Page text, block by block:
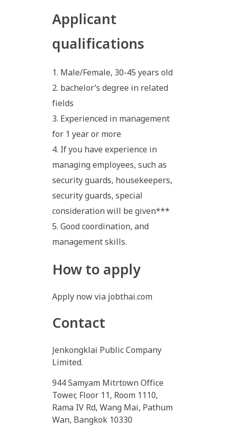
Applicant
qualifications
Male/Female, 30-45 years old
bachelor’s degree in related
fields
Experienced in management
for 1 year or more
If you have experience in
managing employees, such as
security guards, housekeepers,
security guards, special
consideration will be given***
Good coordination, and
management skills.
How to apply
Apply now via jobthai.com
Contact
Jenkongklai Public Company
Limited.
944 Samyam Mitrtown Office
Tower, Floor 11, Room 1110,
Rama IV Rd, Wang Mai, Pathum
Wan, Bangkok 10330